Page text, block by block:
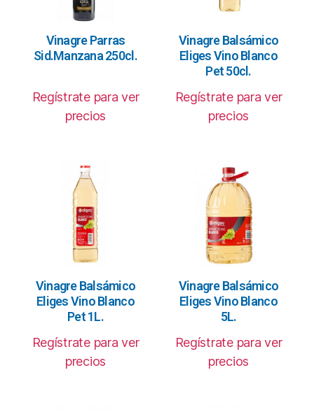
Vinagre Parras
Sid.Manzana 250cl.
Regístrate para ver
precios
Vinagre Balsámico
Eliges Vino Blanco
Pet 50cl.
Regístrate para ver
precios
Vinagre Balsámico
Eliges Vino Blanco
Pet 1L.
Regístrate para ver
precios
Vinagre Balsámico
Eliges Vino Blanco
5L.
Regístrate para ver
precios